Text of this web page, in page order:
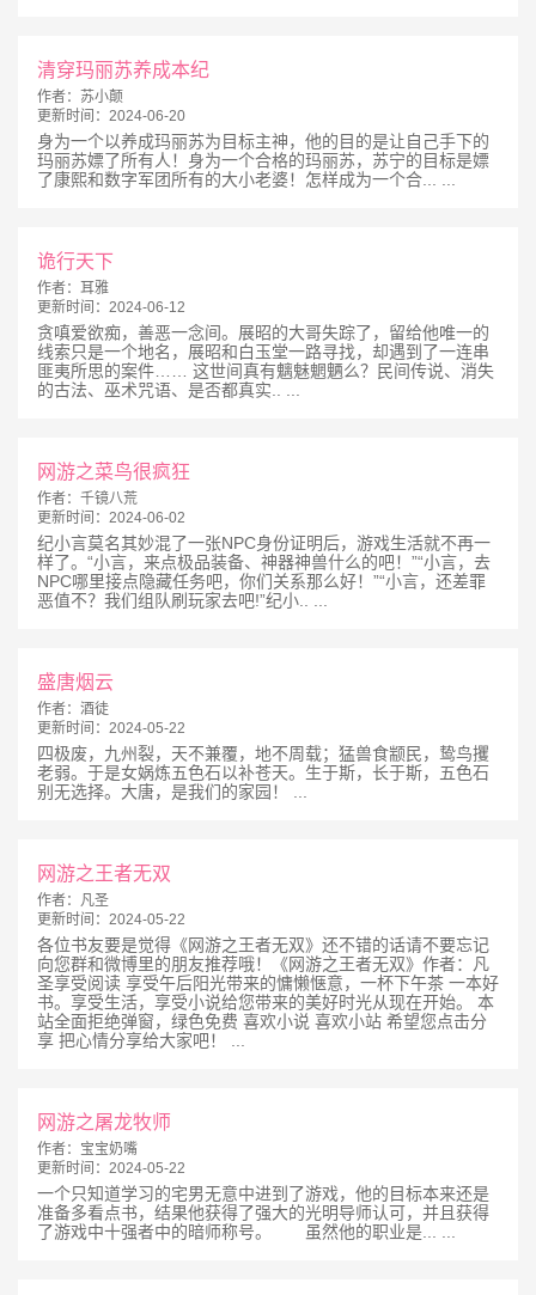
清穿玛丽苏养成本纪
作者： 苏小颠
更新时间： 2024-06-20
身为一个以养成玛丽苏为目标主神，他的目的是让自己手下的
玛丽苏嫖了所有人！身为一个合格的玛丽苏，苏宁的目标是嫖
了康熙和数字军团所有的大小老婆！怎样成为一个合... ...
诡行天下
作者： 耳雅
更新时间： 2024-06-12
贪嗔爱欲痴，善恶一念间。展昭的大哥失踪了，留给他唯一的
线索只是一个地名，展昭和白玉堂一路寻找，却遇到了一连串
匪夷所思的案件…… 这世间真有魑魅魍魉么？民间传说、消失
的古法、巫术咒语、是否都真实.. ...
网游之菜鸟很疯狂
作者： 千镜八荒
更新时间： 2024-06-02
纪小言莫名其妙混了一张NPC身份证明后，游戏生活就不再一
样了。“小言，来点极品装备、神器神兽什么的吧！”“小言，去
NPC哪里接点隐藏任务吧，你们关系那么好！”“小言，还差罪
恶值不？我们组队刷玩家去吧!”纪小.. ...
盛唐烟云
作者： 酒徒
更新时间： 2024-05-22
四极废，九州裂，天不兼覆，地不周载；猛兽食颛民，鸷鸟攫
老弱。于是女娲炼五色石以补苍天。生于斯，长于斯，五色石
别无选择。大唐，是我们的家园！ ...
网游之王者无双
作者： 凡圣
更新时间： 2024-05-22
各位书友要是觉得《网游之王者无双》还不错的话请不要忘记
向您群和微博里的朋友推荐哦！《网游之王者无双》作者：凡
圣享受阅读 享受午后阳光带来的慵懒惬意，一杯下午茶 一本好
书。享受生活，享受小说给您带来的美好时光从现在开始。 本
站全面拒绝弹窗，绿色免费 喜欢小说 喜欢小站 希望您点击分
享 把心情分享给大家吧！ ...
网游之屠龙牧师
作者： 宝宝奶嘴
更新时间： 2024-05-22
一个只知道学习的宅男无意中进到了游戏，他的目标本来还是
准备多看点书，结果他获得了强大的光明导师认可，并且获得
了游戏中十强者中的暗师称号。 虽然他的职业是... ...